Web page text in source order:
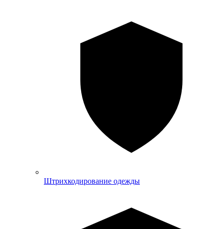
Штрихкодирование одежды